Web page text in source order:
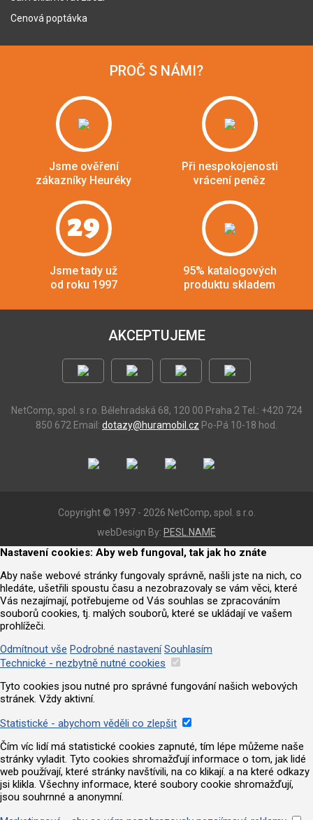
Cenová poptávka
PROČ S NÁMI?
Jsme ověření
zákazníky Heuréky
Při nespokojenosti
vrácení peněz
29
Jsme tady už
od roku 1997
95% katalogových
produktu skladem
AKCEPTUJEME
NetComp, spol. s r.o. Bělehradská 68, 120 00 Praha 2 Tel.: +420 724
850 672 Email: dotazy@huramobil.cz Po-Pá 10-18 hod.
Copyright © 1997 - 2026 NetComp, spol. s r.o.
webDesign By: PESL.NAME
Nastavení cookies: Aby web fungoval, tak jak ho znáte
Aby naše webové stránky fungovaly správně, našli jste na nich, co
hledáte, ušetřili spoustu času a nezobrazovaly se vám věci, které
Vás nezajímají, potřebujeme od Vás souhlas se zpracováním
souborů cookies, tj. malých souborů, které se ukládají ve vašem
prohlížeči.
Odmítnout vše Podrobné nastavení Souhlasím
Technické - nezbytně nutné cookies
Tyto cookies jsou nutné pro správné fungování našich webových
stránek. Vždy aktivní.
Statistické - abychom věděli co zlepšit
Čím víc lidí má statistické cookies zapnuté, tím lépe můžeme naše
stránky vyladit. Tyto cookies shromažďují informace o tom, jak lidé
web používají, které stránky navštívili, na co klikají. a na které odkazy
jsi klikla. Všechny informace, které soubory cookie shromažďují,
jsou souhrnné a anonymní.